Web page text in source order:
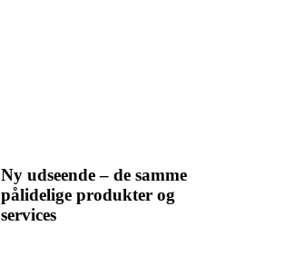
Ny udseende – de samme
pålidelige produkter og
services